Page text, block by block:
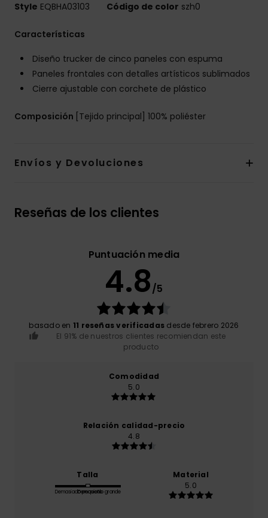
Style EQBHA03103 Código de color szh0
Características
Diseño trucker de cinco paneles con espuma
Paneles frontales con detalles artísticos sublimados
Cierre ajustable con corchete de plástico
Composición [Tejido principal] 100% poliéster
Envíos y Devoluciones
Reseñas de los clientes
Puntuación media
4.8/5
basado en 11 reseñas verificadas desde febrero 2026
El 91% de nuestros clientes recomiendan este
producto
Comodidad
5.0
Relación calidad-precio
4.8
Talla
Demasiado pequeño
Demasiado grande
Material
5.0